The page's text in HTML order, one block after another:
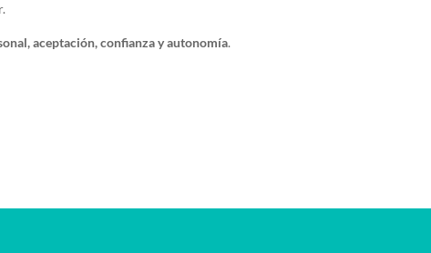
aceptación, confianza y autonomía.